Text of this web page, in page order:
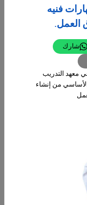
من أجل الارتقاء بكويتنا
أبناءنا ووطننا وتحقيق
المعهد العالي للخدمات
فنيه
العمل.
شارك
معهد التدريب
من إنشاء